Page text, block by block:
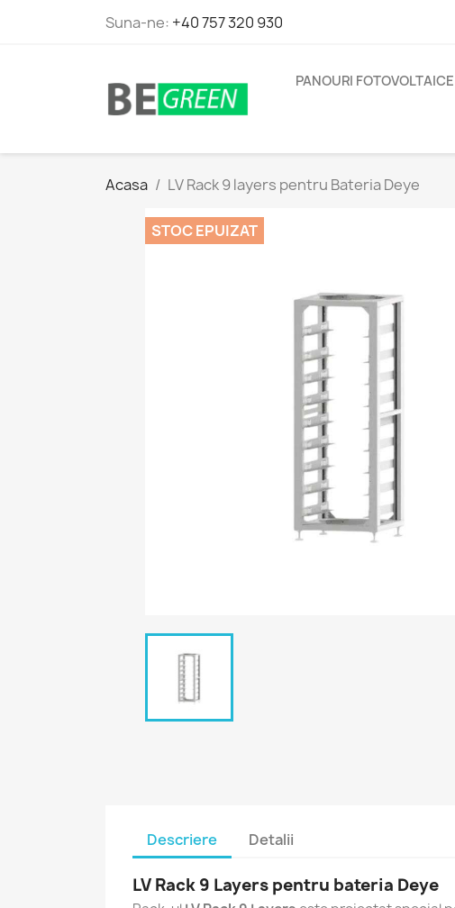
Suna-ne: +40 757 320 930
PANOURI FOTOVOLTAICE
Acasa LV Rack 9 layers pentru Bateria Deye
STOC EPUIZAT
Descriere Detalii
LV Rack 9 Layers pentru bateria Deye